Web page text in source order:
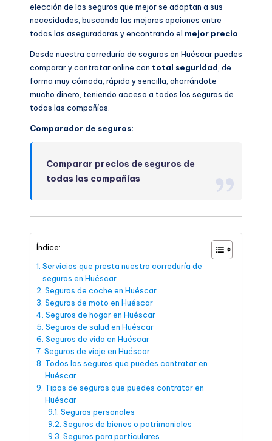
elección de los seguros que mejor se adaptan a sus
necesidades, buscando las mejores opciones entre
todas las aseguradoras y encontrando el mejor precio.
Desde nuestra correduría de seguros en Huéscar puedes
comparar y contratar online con total seguridad, de
forma muy cómoda, rápida y sencilla, ahorrándote
mucho dinero, teniendo acceso a todos los seguros de
todas las compañías.
Comparador de seguros:
Comparar precios de seguros de
todas las compañías
Índice:
Servicios que presta nuestra correduría de
seguros en Huéscar
Seguros de coche en Huéscar
Seguros de moto en Huéscar
Seguros de hogar en Huéscar
Seguros de salud en Huéscar
Seguros de vida en Huéscar
Seguros de viaje en Huéscar
Todos los seguros que puedes contratar en
Huéscar
Tipos de seguros que puedes contratar en
Huéscar
Seguros personales
Seguros de bienes o patrimoniales
Seguros para particulares